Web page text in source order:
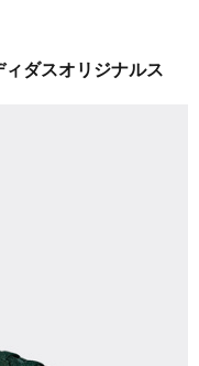
ダスオリジナルス